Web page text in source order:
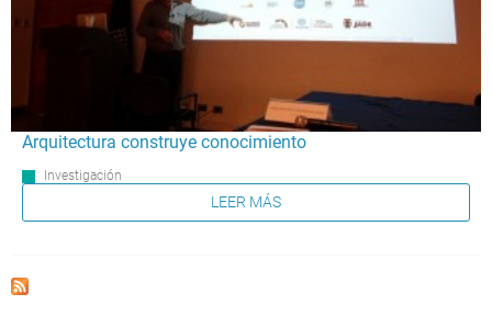
Arquitectura construye conocimiento
Investigación
LEER MÁS